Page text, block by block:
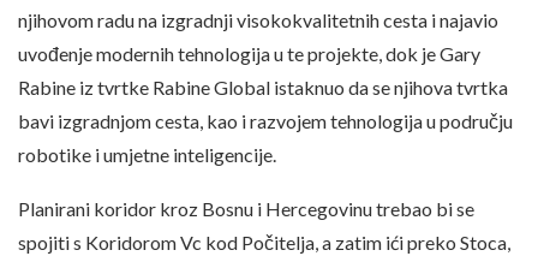
njihovom radu na izgradnji visokokvalitetnih cesta i najavio
uvođenje modernih tehnologija u te projekte, dok je Gary
Rabine iz tvrtke Rabine Global istaknuo da se njihova tvrtka
bavi izgradnjom cesta, kao i razvojem tehnologija u području
robotike i umjetne inteligencije.
Planirani koridor kroz Bosnu i Hercegovinu trebao bi se
spojiti s Koridorom Vc kod Počitelja, a zatim ići preko Stoca,